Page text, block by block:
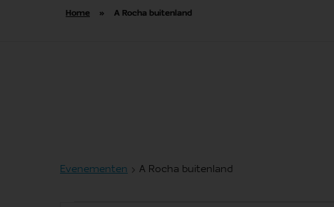
Home » A Rocha buitenland
Evenementen A Rocha buitenland